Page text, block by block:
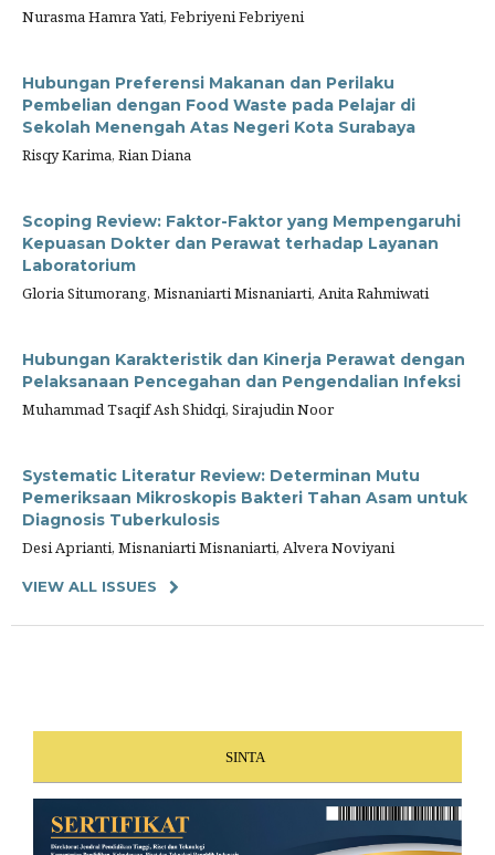
Nurasma Hamra Yati, Febriyeni Febriyeni
Hubungan Preferensi Makanan dan Perilaku
Pembelian dengan Food Waste pada Pelajar di
Sekolah Menengah Atas Negeri Kota Surabaya
Risqy Karima, Rian Diana
Scoping Review: Faktor-Faktor yang Mempengaruhi
Kepuasan Dokter dan Perawat terhadap Layanan
Laboratorium
Gloria Situmorang, Misnaniarti Misnaniarti, Anita Rahmiwati
Hubungan Karakteristik dan Kinerja Perawat dengan
Pelaksanaan Pencegahan dan Pengendalian Infeksi
Muhammad Tsaqif Ash Shidqi, Sirajudin Noor
Systematic Literatur Review: Determinan Mutu
Pemeriksaan Mikroskopis Bakteri Tahan Asam untuk
Diagnosis Tuberkulosis
Desi Aprianti, Misnaniarti Misnaniarti, Alvera Noviyani
VIEW ALL ISSUES
SINTA